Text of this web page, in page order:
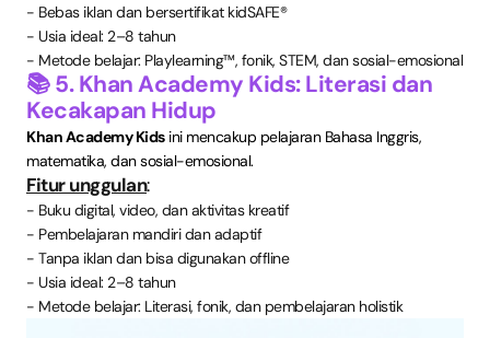
- Bebas iklan dan bersertifikat kidSAFE®
- Usia ideal: 2–8 tahun
- Metode belajar: Playlearning™, fonik, STEM, dan sosial-emosional
📚 5. Khan Academy Kids: Literasi dan
Kecakapan Hidup
Khan Academy Kidsini mencakup pelajaran Bahasa Inggris,
matematika, dan sosial-emosional.
Fitur unggulan:
- Buku digital, video, dan aktivitas kreatif
- Pembelajaran mandiri dan adaptif
- Tanpa iklan dan bisa digunakan offline
- Usia ideal: 2–8 tahun
- Metode belajar: Literasi, fonik, dan pembelajaran holistik